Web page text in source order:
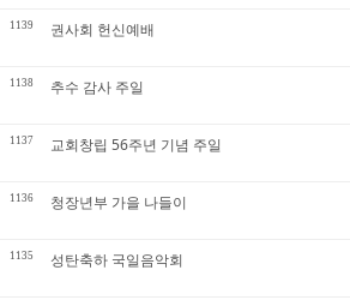
1139 권사회 헌신예배
1138 추수 감사 주일
1137 교회창립 56주년 기념 주일
1136 청장년부 가을 나들이
1135 성탄축하 국일음악회